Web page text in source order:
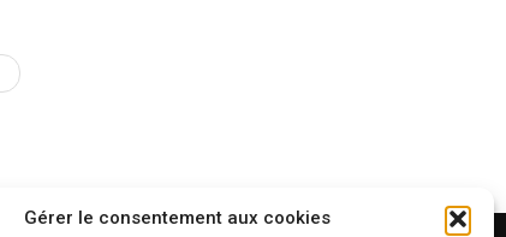
Gérer le consentement aux cookies